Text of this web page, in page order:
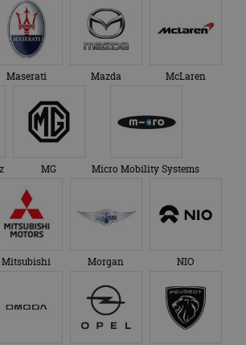
Maserati Mazda McLaren
MG Micro Mobility Systems
Mitsubishi Morgan NIO